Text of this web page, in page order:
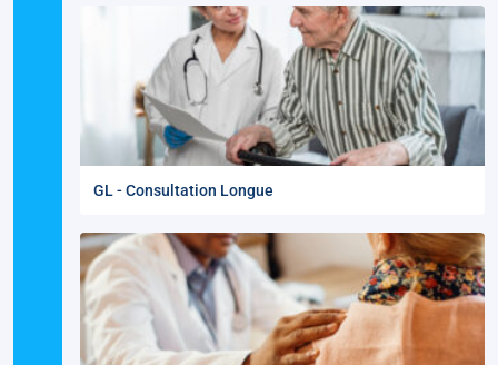
GL - Consultation Longue